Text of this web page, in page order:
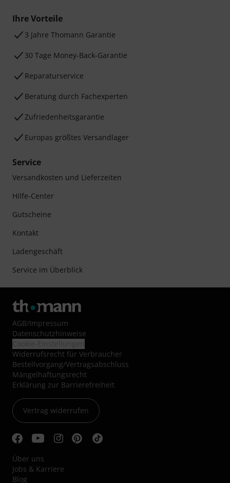
Ihre Vorteile
3 Jahre Thomann Garantie
30 Tage Money-Back-Garantie
Reparaturservice
Beratung durch Fachexperten
Zufriedenheitsgarantie
Europas größtes Versandlager
Service
Versandkosten und Lieferzeiten
Hilfe-Center
Gutscheine
Kontakt
Ladengeschäft
Service im Überblick
AGB/Impressum
Datenschutzhinweise
Widerrufsrecht für Verbraucher
Bestellvorgang/Vertragsabschluss
Mängelhaftungsrecht
Erklärung zur Barrierefreiheit
Vertrag widerrufen
Über uns
Jobs & Karriere
Blog